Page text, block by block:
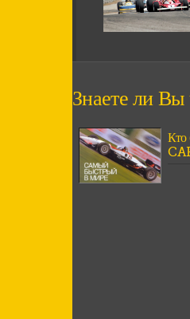
Знаете ли Вы
Кто